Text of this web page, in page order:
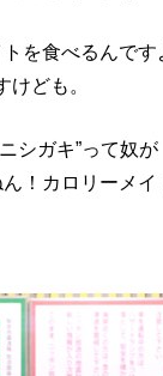
を食べるんで
ども。
シガキ”って奴
！カロリーメイ